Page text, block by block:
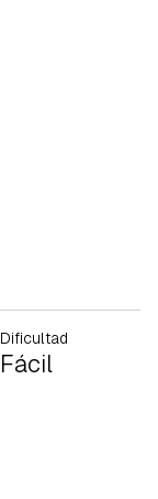
Dificultad
Fácil